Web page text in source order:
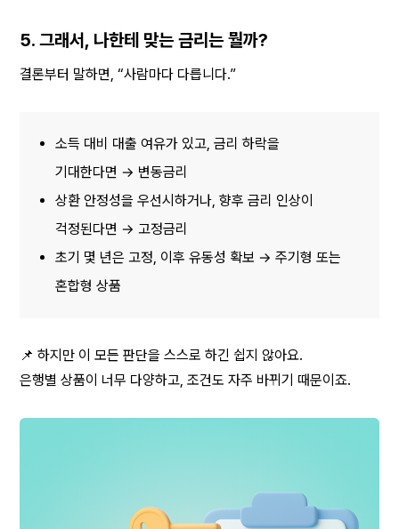
5. 그래서, 나한테 맞는 금리는 뭘까?
결론부터 말하면, “사람마다 다릅니다.”
소득 대비 대출 여유가 있고, 금리 하락을
기대한다면 → 변동금리
상환 안정성을 우선시하거나, 향후 금리 인상이
걱정된다면 → 고정금리
초기 몇 년은 고정, 이후 유동성 확보 → 주기형 또는
혼합형 상품
📌 하지만 이 모든 판단을 스스로 하긴 쉽지 않아요.
은행별 상품이 너무 다양하고, 조건도 자주 바뀌기 때문이죠.